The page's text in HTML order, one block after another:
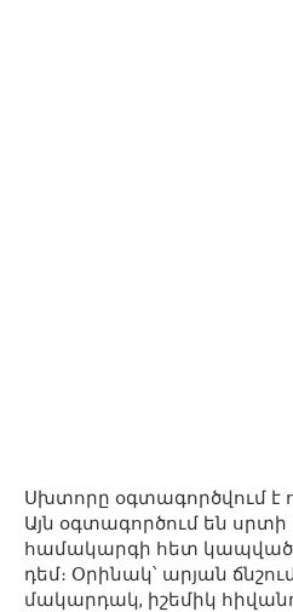
Սխտորը օգտագործվում է
Այն օգտագործում են
համակարգի հետ կապված
դեմ։ Օրինակ՝ արյան
մակարդակ, իշեմիկ